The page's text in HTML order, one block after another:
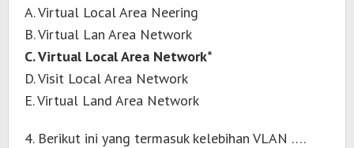
A. Virtual Local Area Neering
B. Virtual Lan Area Network
C. Virtual Local Area Network*
D. Visit Local Area Network
E. Virtual Land Area Network
4. Berikut ini yang termasuk kelebihan VLAN ….